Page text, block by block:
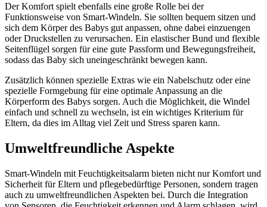
Der Komfort spielt ebenfalls eine große Rolle bei der
Funktionsweise von Smart-Windeln. Sie sollten bequem sitzen und
sich dem Körper des Babys gut anpassen, ohne dabei einzuengen
oder Druckstellen zu verursachen. Ein elastischer Bund und flexible
Seitenflügel sorgen für eine gute Passform und Bewegungsfreiheit,
sodass das Baby sich uneingeschränkt bewegen kann.
Zusätzlich können spezielle Extras wie ein Nabelschutz oder eine
spezielle Formgebung für eine optimale Anpassung an die
Körperform des Babys sorgen. Auch die Möglichkeit, die Windel
einfach und schnell zu wechseln, ist ein wichtiges Kriterium für
Eltern, da dies im Alltag viel Zeit und Stress sparen kann.
Umweltfreundliche Aspekte
Smart-Windeln mit Feuchtigkeitsalarm bieten nicht nur Komfort und
Sicherheit für Eltern und pflegebedürftige Personen, sondern tragen
auch zu umweltfreundlichen Aspekten bei. Durch die Integration